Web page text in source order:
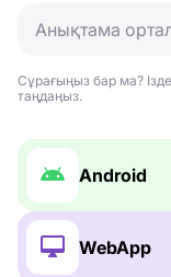
Сұрағыңыз бар ма?
таңдаңыз.
Android
WebApp